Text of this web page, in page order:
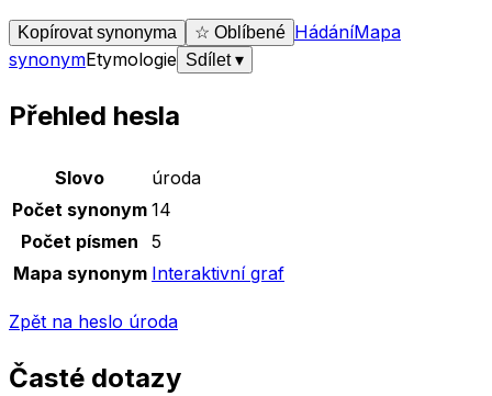
Kopírovat synonyma ☆ Oblíbené HádáníMapa
synonymEtymologie Sdílet▾
Přehled hesla
Základní údaje o slově
Slovo
úroda
Počet synonym 14
Počet písmen
5
Mapa synonym Interaktivní graf
Zpět na heslo úroda
Časté dotazy